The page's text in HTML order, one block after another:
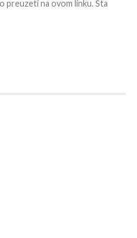
preuzeti na ovom linku. Šta